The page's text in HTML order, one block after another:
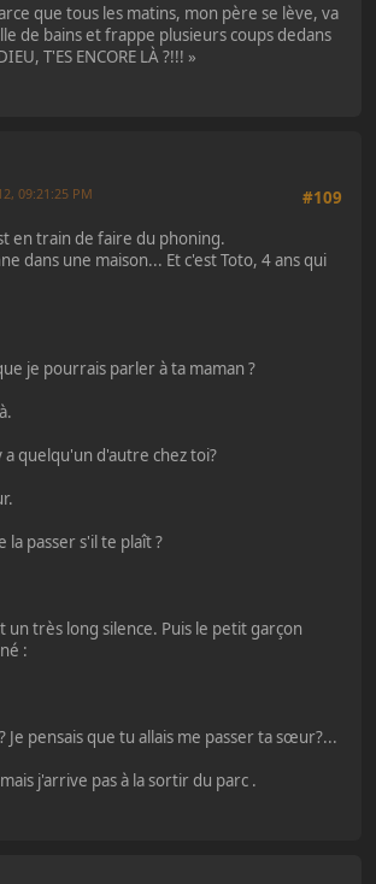
que tous les matins, mon père se lève, va
de bains et frappe plusieurs coups dedans
T'ES ENCORE LÀ ?!!! »
#109
09:21:25 PM
en train de faire du phoning.
dans une maison... Et c'est Toto, 4 ans qui
je pourrais parler à ta maman ?
a quelqu'un d'autre chez toi?
la passer s'il te plaît ?
un très long silence. Puis le petit garçon
:
Je pensais que tu allais me passer ta sœur?...
j'arrive pas à la sortir du parc .